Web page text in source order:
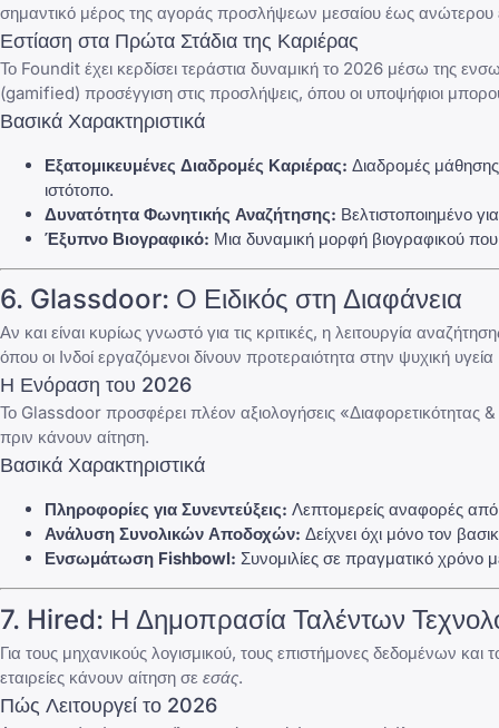
σημαντικό μέρος της αγοράς προσλήψεων μεσαίου έως ανώτερου
Εστίαση στα Πρώτα Στάδια της Καριέρας
Το Foundit έχει κερδίσει τεράστια δυναμική το 2026 μέσω της
(gamified) προσέγγιση στις προσλήψεις, όπου οι υποψήφιοι
Βασικά Χαρακτηριστικά
Εξατομικευμένες Διαδρομές Καριέρας: Διαδρομές μάθησης
ιστότοπο.
Δυνατότητα Φωνητικής Αναζήτησης: Βελτιστοποιημένο
Έξυπνο Βιογραφικό: Μια δυναμική μορφή βιογραφικού που
6. Glassdoor: Ο Ειδικός στη Διαφάνεια
Αν και είναι κυρίως γνωστό για τις κριτικές, η λειτουργία
όπου οι Ινδοί εργαζόμενοι δίνουν προτεραιότητα στην ψυχική
Η Ενόραση του 2026
Το Glassdoor προσφέρει πλέον αξιολογήσεις «Διαφορετικότητας
πριν κάνουν αίτηση.
Βασικά Χαρακτηριστικά
Πληροφορίες για Συνεντεύξεις: Λεπτομερείς αναφορές από
Ανάλυση Συνολικών Αποδοχών: Δείχνει όχι μόνο τον
Ενσωμάτωση Fishbowl: Συνομιλίες σε πραγματικό χρόνο
7. Hired: Η Δημοπρασία Ταλέντων
Για τους μηχανικούς λογισμικού, τους επιστήμονες δεδομένων και
εταιρείες κάνουν αίτηση σε εσάς.
Πώς Λειτουργεί το 2026